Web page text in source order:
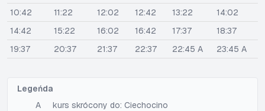
10:42
11:22 12:02 12:42 13:22
14:02
14:42
15:22 16:02 16:42 17:37
18:37
19:37
20:37 21:37 22:37 22:45 A 23:45 A
Legeńda
A
kurs skrócony do: Ciechocino